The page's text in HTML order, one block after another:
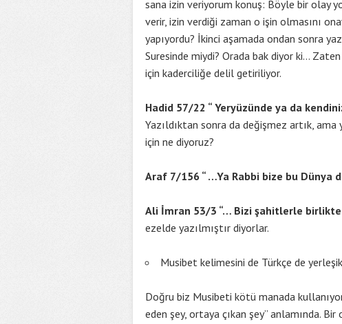
sana izin veriyorum konuş: Böyle bir olay
verir, izin verdiği zaman o işin olmasını
yapıyordu? İkinci aşamada ondan sonra
Suresinde miydi? Orada bak diyor ki…
için kaderciliğe delil getiriliyor.
Hadid 57/22 “ Yeryüzünde ya da
Yazıldıktan sonra da değişmez artık,
için ne diyoruz?
Araf 7/156 “ …Ya Rabbi bize bu Dünya
Ali İmran 53/3 “… Bizi şahitlerle birlikte
ezelde yazılmıştır diyorlar.
Musibet kelimesini de Türkçe de
Doğru biz Musibeti kötü manada
eden şey, ortaya çıkan şey” anlamında.